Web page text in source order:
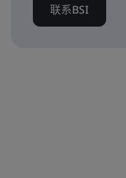
联系BSI